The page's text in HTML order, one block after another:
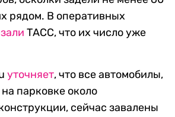
рядом. В оперативных
ТАСС, что их число уже
уточняет, что все автомобилы,
парковке около
сейчас завалены